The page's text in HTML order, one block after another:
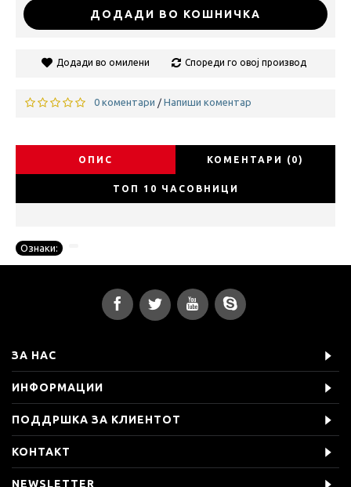
ДОДАДИ ВО КОШНИЧКА
Додади во омилени Спореди го овој производ
0 коментари / Напиши коментар
ОПИС КОМЕНТАРИ (0)
ТОП 10 ЧАСОВНИЦИ
Ознаки:
ЗА НАС
ИНФОРМАЦИИ
ПОДДРШКА ЗА КЛИЕНТОТ
КОНТАКТ
NEWSLETTER